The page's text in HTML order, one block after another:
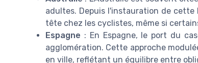
adultes. Depuis l'instauration de
tête chez les cyclistes, même si
Espagne : En Espagne, le port du
agglomération. Cette approche
en ville, reflétant un équilibre entre